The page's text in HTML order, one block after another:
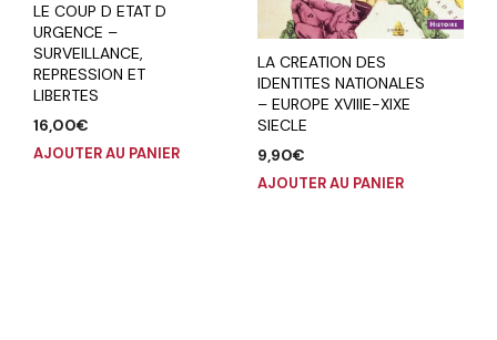
LE COUP D ETAT D
URGENCE –
SURVEILLANCE,
REPRESSION ET
LIBERTES
16,00€
AJOUTER AU PANIER
LA CREATION DES
IDENTITES NATIONALES
– EUROPE XVIIIE-XIXE
SIECLE
9,90€
AJOUTER AU PANIER